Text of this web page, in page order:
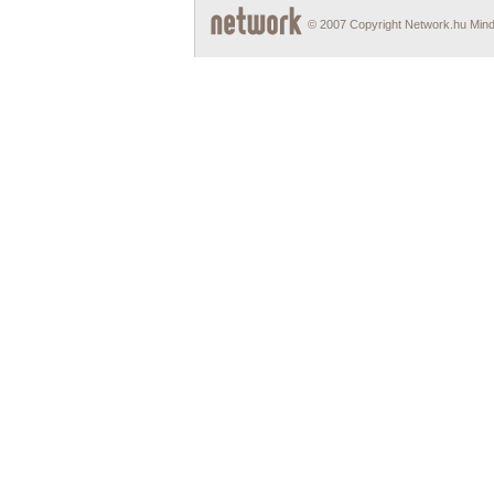
© 2007 Copyright Network.hu